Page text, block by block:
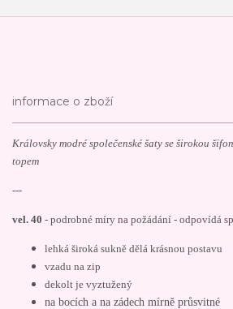
informace o zboží
Královsky modré společenské šaty se širokou
topem
---
vel. 40 - podrobné míry na požádání - odpovídá
lehká široká sukně dělá krásnou postavu
vzadu na zip
dekolt je vyztužený
na bocích a na zádech mírně průsvitné